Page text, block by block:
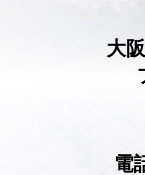
大
電